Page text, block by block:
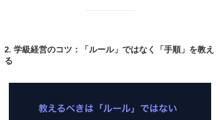
2. 学級経営のコツ：「ルール」ではなく「手順」を教え
る